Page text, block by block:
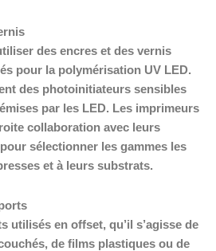
des encres et des vernis
pour la polymérisation UV LED.
des photoinitiateurs sensibles
par les LED. Les imprimeurs
collaboration avec leurs
sélectionner les gammes les
et à leurs substrats.
utilisés en offset, qu’il s’agisse de
de films plastiques ou de